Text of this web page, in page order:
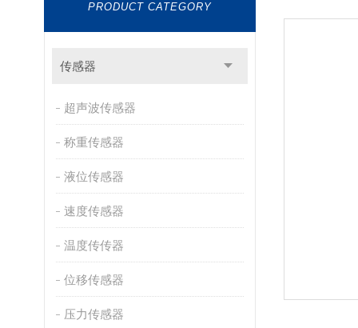
PRODUCT CATEGORY
传感器
超声波传感器
称重传感器
液位传感器
速度传感器
温度传传器
位移传感器
压力传感器